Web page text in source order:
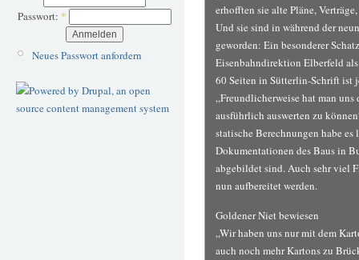
Passwort: *
Neues Passwort anfordern
erhofften sie alte Pläne,
Und sie sind in während der
geworden: Ein besonderer
Eisenbahndirektion Elberfeld
60 Seiten in Sütterlin-Schrift ist
„Freundlicherweise hat man
ausführlich auswerten zu
statische Berechnungen habe
Dokumentationen des Baus in
abgebildet sind. Auch sehr viel
nun aufbereitet werden.
Goldener Niet bewiesen
„Wir haben uns nur mit dem
auch noch mehr Kartons zu